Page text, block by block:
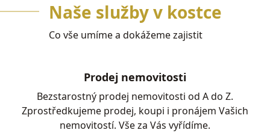
Naše služby v kostce
Co vše umíme a dokážeme zajistit
Prodej nemovitosti
Bezstarostný prodej nemovitosti od A do Z.
Zprostředkujeme prodej, koupi i pronájem Vašich
nemovitostí. Vše za Vás vyřídíme.